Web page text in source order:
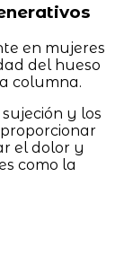
en mujeres
del hueso
columna.
y los
el dolor y
como la